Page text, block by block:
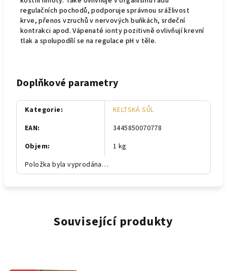
regulačních pochodů, podporuje správnou srážlivost
krve, přenos vzruchů v nervových buňkách, srdeční
kontrakci apod. Vápenaté ionty pozitivně ovlivňují krevní
tlak a spolupodílí se na regulace pH v těle.
Doplňkové parametry
Kategorie:
KELTSKÁ SŮL
EAN:
3445850070778
Objem:
1 kg
Položka byla vyprodána…
Související produkty